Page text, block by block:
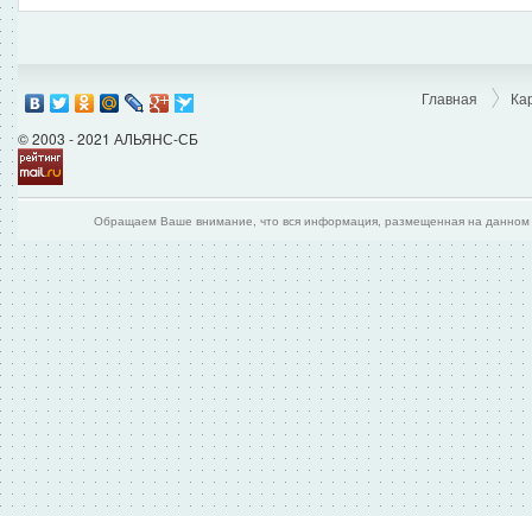
© 2003 - 2021 АЛЬЯНС-СБ
Главная
Обращаем Ваше внимание, что вся информация, размещенная на данном